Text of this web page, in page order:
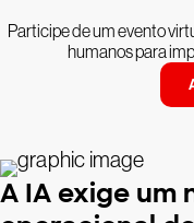
Participe de um evento
humanos para
A IA exige um